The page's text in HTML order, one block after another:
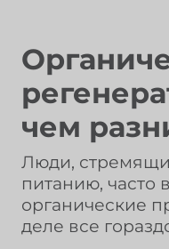
чем
Люди,
питанию, часто
органические
деле все